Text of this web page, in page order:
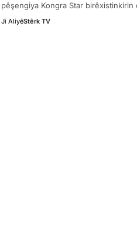
pêşengiya Kongra Star birêxistinkirin
Ji AliyêStêrk TV